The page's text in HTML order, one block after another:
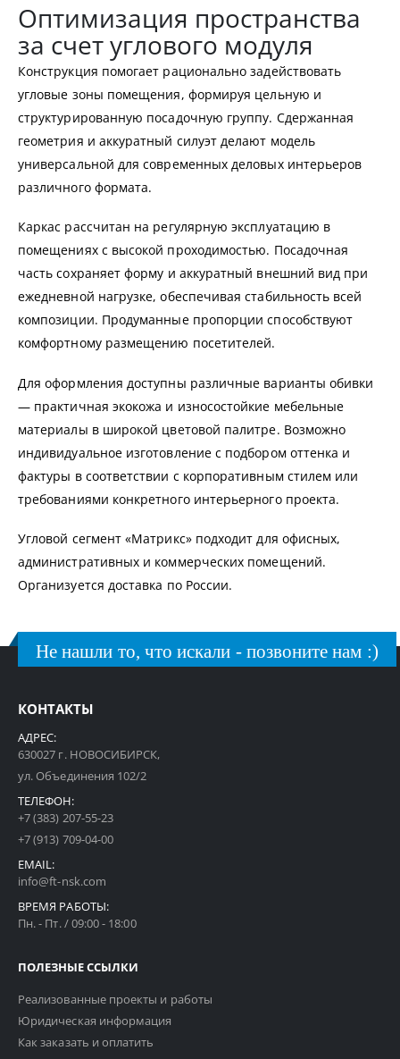
Оптимизация пространства
за счет углового модуля
Конструкция помогает рационально задействовать
угловые зоны помещения, формируя цельную и
структурированную посадочную группу. Сдержанная
геометрия и аккуратный силуэт делают модель
универсальной для современных деловых интерьеров
различного формата.
Каркас рассчитан на регулярную эксплуатацию в
помещениях с высокой проходимостью. Посадочная
часть сохраняет форму и аккуратный внешний вид при
ежедневной нагрузке, обеспечивая стабильность всей
композиции. Продуманные пропорции способствуют
комфортному размещению посетителей.
Для оформления доступны различные варианты обивки
— практичная экокожа и износостойкие мебельные
материалы в широкой цветовой палитре. Возможно
индивидуальное изготовление с подбором оттенка и
фактуры в соответствии с корпоративным стилем или
требованиями конкретного интерьерного проекта.
Угловой сегмент «Матрикс» подходит для офисных,
административных и коммерческих помещений.
Организуется доставка по России.
Не нашли то, что искали - позвоните нам :)
КОНТАКТЫ
АДРЕС:
630027 г. НОВОСИБИРСК,
ул. Объединения 102/2
ТЕЛЕФОН:
+7 (383) 207-55-23
+7 (913) 709-04-00
EMAIL:
info@ft-nsk.com
ВРЕМЯ РАБОТЫ:
Пн. - Пт. / 09:00 - 18:00
ПОЛЕЗНЫЕ ССЫЛКИ
Реализованные проекты и работы
Юридическая информация
Как заказать и оплатить